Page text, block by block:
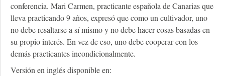
conferencia. Mari Carmen, practicante española de Canarias que
lleva practicando 9 años, expresó que como un cultivador, uno
no debe resaltarse a sí mismo y no debe hacer cosas basadas en
su propio interés. En vez de eso, uno debe cooperar con los
demás practicantes incondicionalmente.
Versión en inglés disponible en: